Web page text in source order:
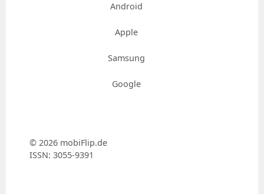
Android
Apple
Samsung
Google
© 2026 mobiFlip.de
ISSN: 3055-9391